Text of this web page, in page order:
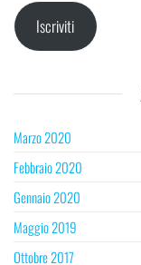
mail
Iscriviti
Marzo 2020
Febbraio 2020
Gennaio 2020
Maggio 2019
Ottobre 2017